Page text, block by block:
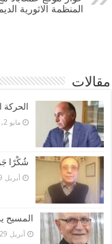
المنظمة الاثورية
مقالات
الحركة
مايو 2, 2026
شُكْرًا
أبريل 29, 2026
المسيح
أبريل 29, 2026